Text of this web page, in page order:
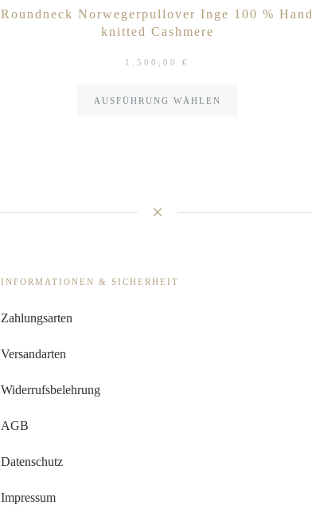
Roundneck Norwegerpullover Inge 100 % Hand
knitted Cashmere
1.500,00€
AUSFÜHRUNG WÄHLEN
INFORMATIONEN & SICHERHEIT
Zahlungsarten
Versandarten
Widerrufsbelehrung
AGB
Datenschutz
Impressum